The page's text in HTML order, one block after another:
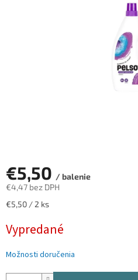
€5,50 / balenie
€4,47 bez DPH
Jednotková
€5,50 / 2 ks
Vypredané
Možnosti doručenia